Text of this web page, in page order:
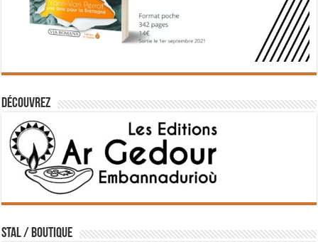
Découvrez
STAL / BOUTIQUE